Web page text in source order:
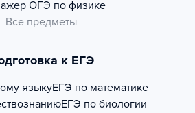
ОГЭ по физике
Все предметы
к ЕГЭ
языкуЕГЭ по математике
ЕГЭ по биологии